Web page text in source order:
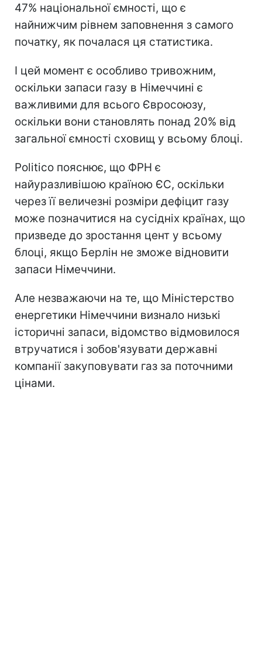
47% національної ємності, що є
найнижчим рівнем заповнення з самого
початку, як почалася ця статистика.
І цей момент є особливо тривожним,
оскільки запаси газу в Німеччині є
важливими для всього Євросоюзу,
оскільки вони становлять понад 20% від
загальної ємності сховищ у всьому блоці.
Politico пояснює, що ФРН є
найуразливішою країною ЄС, оскільки
через її величезні розміри дефіцит газу
може позначитися на сусідніх країнах, що
призведе до зростання цент у всьому
блоці, якщо Берлін не зможе відновити
запаси Німеччини.
Але незважаючи на те, що Міністерство
енергетики Німеччини визнало низькі
історичні запаси, відомство відмовилося
втручатися і зобов'язувати державні
компанії закуповувати газ за поточними
цінами.